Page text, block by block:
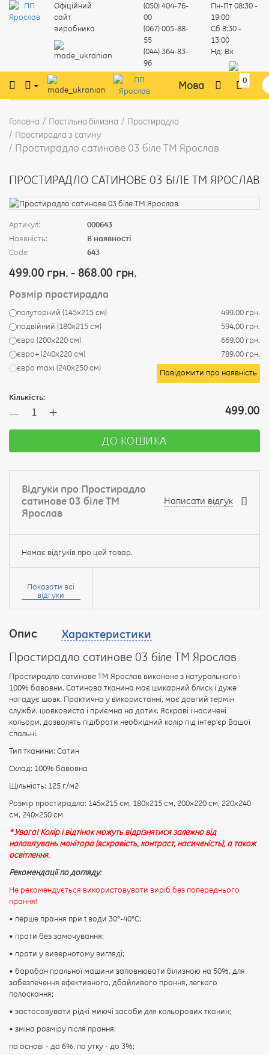
Офіційний
сайт
виробника
(050) 404-76-
00
(067) 005-88-
55
(044) 364-83-
96
Пн-Пт08:30 -
19:00
Сб 8:30 -
13:00
Нд: Вх
Мова 0
Головна Постільна білизна
Простирадла
Простирадла з сатину
Простирадло сатинове 03 біле ТМ Ярослав
Опис
Характеристики
Простирадло сатинове 03 біле ТМ Ярослав
Простирадло сатинове ТМ Ярослав виконане з натурального і
100% бавовни. Сатинова тканина має шикарний блиск і дуже
нагадує шовк. Практична у використанні, має довгий термін
служби, шовковиста і приємна на дотик. Яскраві і насичені
кольори, дозволять підібрати необхідний колір під інтер'єр Вашої
спальні.
Тип тканини: Сатин
Склад: 100% бавовна
Щільність: 125 г/м2
Розмір простирадла: 145х215 см, 180х215 см, 200х220 см, 220х240
см, 240х250 см
* Увага! Колір і відтінок можуть відрізнятися залежно від
налаштувань монітора (яскравість, контраст, насиченість), а також
освітлення.
Рекомендації по догляду:
Не рекомендується використовувати виріб без попереднього
прання!
• перше прання при t води 30°-40°C;
• прати без замочування;
• прати у вивернотому вигляді;
• барабан пральної машини заповнювати білизною на 50%, для
забезпечення ефективного, дбайливого прання, легкого
полоскання;
• застосовувати рідкі миючі засоби для кольорових тканин;
• зміна розміру після прання:
по основі - до 6%, по утку - до 3%;
ПРОСТИРАДЛО САТИНОВЕ 03 БІЛЕ ТМ ЯРОСЛАВ
Артикул:
000643
Наявність:
В наявності
Code
643
499.00 грн. - 868.00 грн.
Розмір простирадла
полуторний (145х215 см)
499.00 грн.
подвійний (180х215 см)
594.00 грн.
євро (200х220 см)
669.00 грн.
євро+ (240х220 см)
789.00 грн.
євро maxi (240х250 см)
Повідомити про наявність
Кількість:
— + 499.00
ДО КОШИКА
Відгуки про Простирадло
сатинове 03 біле ТМ
Ярослав
Написати відгук
Немає відгуків про цей товар.
Ваше
Ваш
Рейтинг:
ПРОДОВЖИТИ
Показати всі
відгуки